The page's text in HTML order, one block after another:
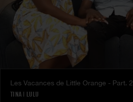
Les Vacances de Little Orange - Part. 2
TINA | LULU